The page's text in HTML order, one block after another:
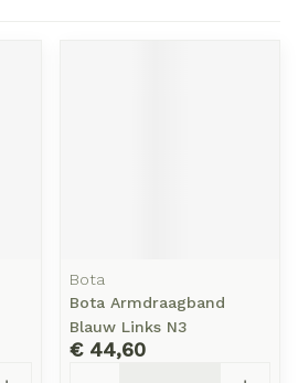
Bota
Bota Armdraagband
Blauw Links N3
€ 44,60